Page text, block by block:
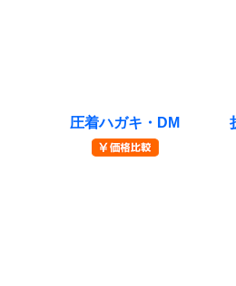
圧着ハガキ・DM